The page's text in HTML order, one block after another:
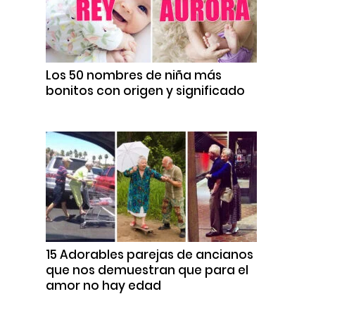
Los 50 nombres de niña más
bonitos con origen y significado
15 Adorables parejas de ancianos
que nos demuestran que para el
amor no hay edad